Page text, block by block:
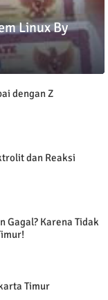
Linux By
dengan Z
dan Reaksi
Karena Tidak